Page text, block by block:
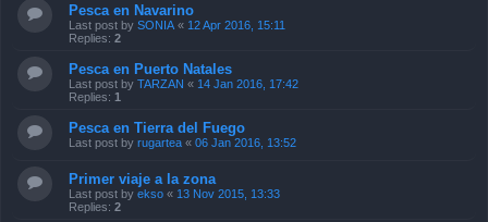
Pesca en Navarino
Last post by SONIA « 12 Apr 2016, 15:11
Replies: 2
Pesca en Puerto Natales
Last post by TARZAN « 14 Jan 2016, 17:42
Replies: 1
Pesca en Tierra del Fuego
Last post by rugartea « 06 Jan 2016, 13:52
Primer viaje a la zona
Last post by ekso « 13 Nov 2015, 13:33
Replies: 2